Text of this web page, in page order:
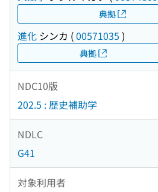
典拠
進化 シンカ (00571035 )
典拠
NDC10版
202.5 : 歴史補助学
NDLC
G41
対象利用者